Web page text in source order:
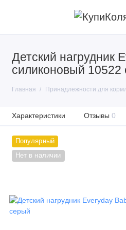
Детский нагрудник
силиконовый 10522
Главная Принадлежности для
Характеристики Отзывы 0
Популярный
Нет в наличии